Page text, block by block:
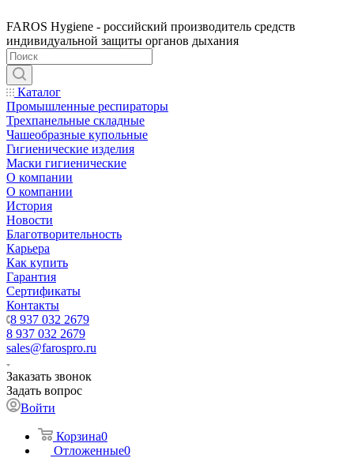
FAROS Hygiene - российский производитель средств
индивидуальной защиты органов дыхания
Каталог
Промышленные респираторы
Трехпанельные складные
Чашеобразные купольные
Гигиенические изделия
Маски гигиенические
О компании
О компании
История
Новости
Благотворительность
Карьера
Как купить
Гарантия
Сертификаты
Контакты
8 937 032 2679
8 937 032 2679
sales@farospro.ru
Заказать звонок
Задать вопрос
Войти
Корзина0
Отложенные0